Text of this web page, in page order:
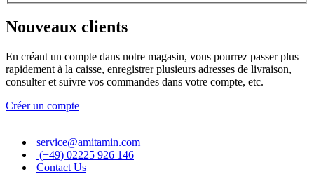
Nouveaux clients
En créant un compte dans notre magasin, vous pourrez passer plus
rapidement à la caisse, enregistrer plusieurs adresses de livraison,
consulter et suivre vos commandes dans votre compte, etc.
Créer un compte
service@amitamin.com
(+49) 02225 926 146
Contact Us